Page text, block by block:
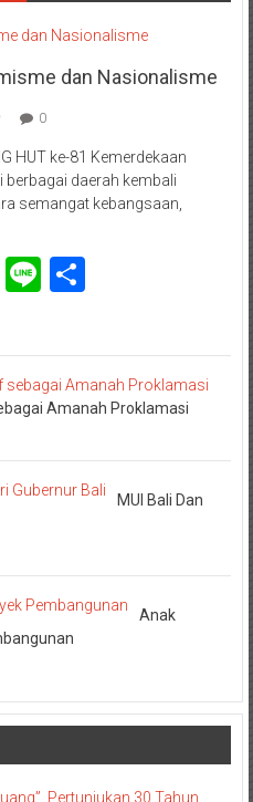
dan Nasionalisme
0
HUT ke-81 Kemerdekaan
berbagai daerah kembali
semangat kebangsaan,
WhatsApp
Line
Amanah Proklamasi
MUI Bali Dan
Anak